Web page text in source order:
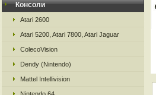
Консоли
Atari 2600
Atari 5200, Atari 7800, Atari Jaguar
ColecoVision
Dendy (Nintendo)
Mattel Intellivision